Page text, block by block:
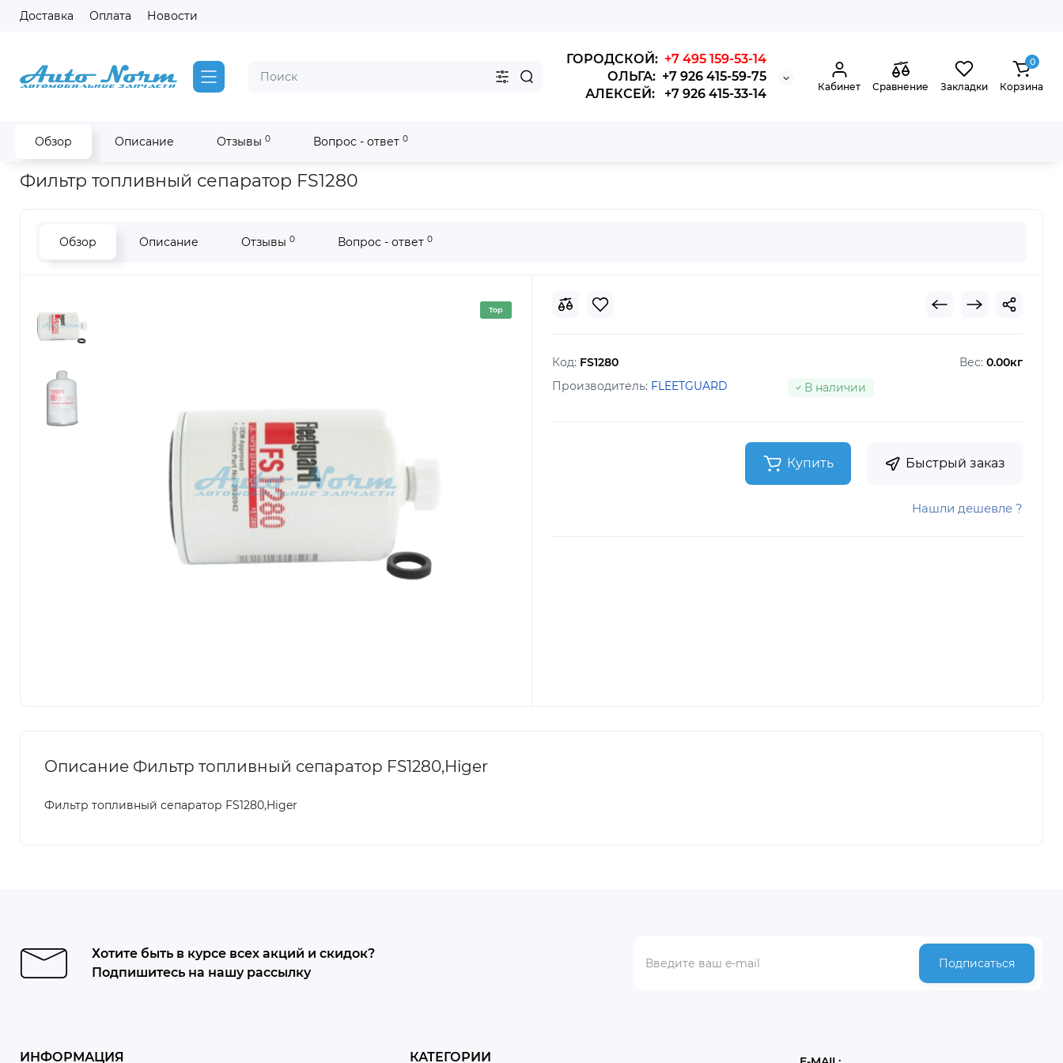
Доставка Оплата Новости
ГОРОДСКОЙ: +7 495 159-53-14
ОЛЬГА: +7 926 415-59-75
АЛЕКСЕЙ: +7 926 415-33-14
Кабинет Сравнение Закладки
0
Корзина
Обзор Описание Отзывы 0 Вопрос - ответ 0
Главная Фильтры Fleetguard на двигатель Cummins Фильтр топливный сепаратор FS1280,Higer
Фильтр топливный сепаратор FS1280
Обзор Описание Отзывы 0 Вопрос - ответ 0
Top
Код: FS1280
Производитель: FLEETGUARD В наличии
Вес: 0.00кг
Купить Быстрый заказ
Нашли дешевле ?
Описание Фильтр топливный сепаратор FS1280,Higer
Фильтр топливный сепаратор FS1280,Higer
Хотите быть в курсе всех акций и скидок?
Подпишитесь на нашу рассылку
Подписаться
ИНФОРМАЦИЯ КАТЕГОРИИ